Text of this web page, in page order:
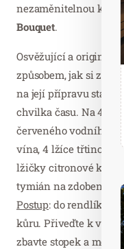
nezaměnitelnou
Bouquet.
Osvěžující a originální
způsobem, jak si
na její přípravu stačí
chvilka času. Na 4
červeného vodního
vína, 4 lžíce
lžičky citronové kůry,
tymián na zdobení.
Postup: do rendlíku
kůru. Přiveďte k varu
zbavte stopek a